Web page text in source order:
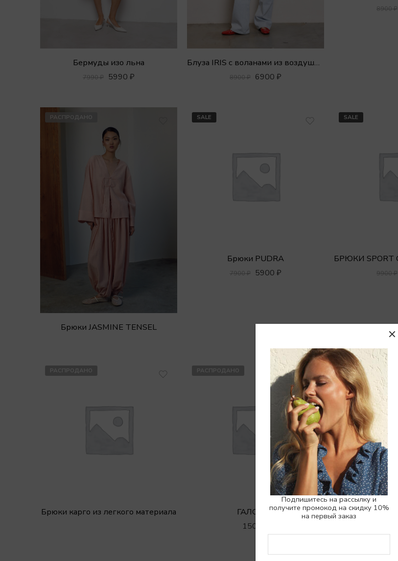
Подпишитесь на рассылку и
получите промокод на скидку 10%
на первый заказ
Бермуды изо льна
7990₽ 5990 ₽
Блуза IRIS с воланами из воздушного тенсела
8900₽ 6900 ₽
8900₽
РАСПРОДАНО
Брюки JASMINE TENSEL
SALE
Брюки PUDRA
7900₽ 5900 ₽
SALE
9900₽
РАСПРОДАНО
Брюки карго из легкого материала
РАСПРОДАНО
ГАЛСТУК
1500
SALE